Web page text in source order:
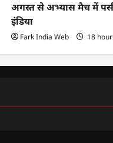
अगस्त से अभ्यास मैच में
इंडिया
Fark India Web 18